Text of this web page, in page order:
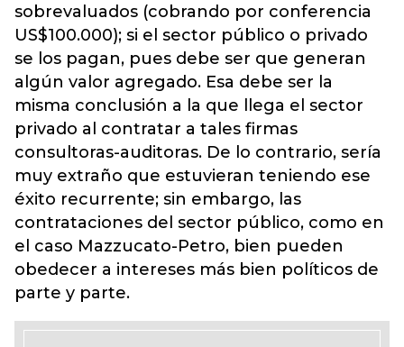
sobrevaluados (cobrando por conferencia
US$100.000); si el sector público o privado
se los pagan, pues debe ser que generan
algún valor agregado. Esa debe ser la
misma conclusión a la que llega el sector
privado al contratar a tales firmas
consultoras-auditoras. De lo contrario, sería
muy extraño que estuvieran teniendo ese
éxito recurrente; sin embargo, las
contrataciones del sector público, como en
el caso Mazzucato-Petro, bien pueden
obedecer a intereses más bien políticos de
parte y parte.